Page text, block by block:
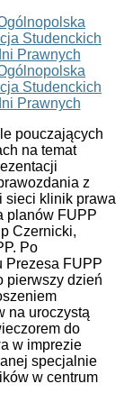
pouczających
na temat
z
sieci klinik prawa
planów FUPP
Czernicki,
Po
Prezesa FUPP
pierwszy dzień
na uroczystą
do
w imprezie
specjalnie
w centrum